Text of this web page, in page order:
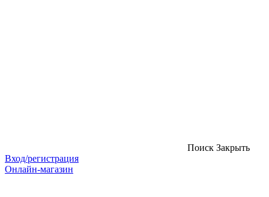
Поиск Закрыть
Вход/регистрация
Онлайн-магазин